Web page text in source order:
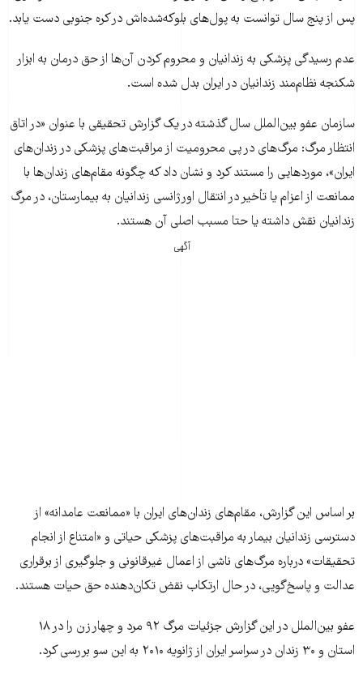
پس از پنج سال توانست به پول‌های بلوکه‌شده‌اش در کره‌ جنوبی دست یابد.
عدم رسیدگی پزشکی به زندانیان و محروم کردن آن‌ها از حق درمان به ابزار
شکنجه نظام‌مند زندانیان در ایران بدل شده است.
سازمان عفو بین‌الملل سال گذشته در یک گزارش تحقیقی با عنوان «در اتاق
انتظار مرگ: مرگ‌های در پی محرومیت از مراقبت‌های پزشکی در زندان‌های
ایران»، موردهایی را مستند کرد و نشان داد که چگونه مقام‌های زندان‌ها با
ممانعت از اعزام یا تأخیر در انتقال اورژانسی زندانیان به بیمارستان، در مرگ
زندانیان نقش داشته یا حتا مسبب اصلی آن هستند.
آگهی
بر اساس این گزارش، مقام‌های زندان‌های ایران با «ممانعت عامدانه» از
دسترسی زندانیان بیمار به مراقبت‌های پزشکی حیاتی و «امتناع از انجام
تحقیقات» درباره مرگ‌های ناشی از اعمال غیرقانونی و جلوگیری از برقراری
عدالت و پاسخ‌گویی، در حال ارتکاب نقض تکان‌دهنده حق حیات هستند.
عفو بین‌الملل در این گزارش جزئیات مرگ ۹۲ مرد و چهار زن را در ۱۸
استان و ۳۰ زندان در سراسر ایران از ژانویه ۲۰۱۰ به این سو بررسی کرد.